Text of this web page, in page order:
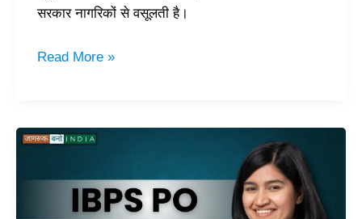
सरकार नागरिकों से वसूलती है।
Read More »
IBPS
Exam